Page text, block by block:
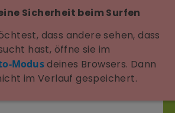
Sicherheit beim Surfen
dass andere sehen, dass
hast, öffne sie im
Modusdeines Browsers. Dann
im Verlauf gespeichert.